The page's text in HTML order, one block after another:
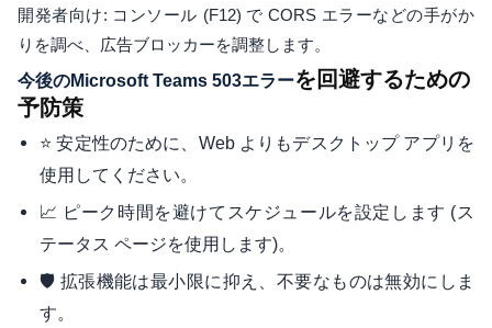
開発者向け: コンソール (F12) で CORS エラーなどの手がか
りを調べ、広告ブロッカーを調整します。
今後のMicrosoft Teams 503エラーを回避するための
予防策
⭐ 安定性のために、Web よりもデスクトップ アプリを
使用してください。
📈 ピーク時間を避けてスケジュールを設定します (ス
テータス ページを使用します)。
🛡️ 拡張機能は最小限に抑え、不要なものは無効にしま
す。